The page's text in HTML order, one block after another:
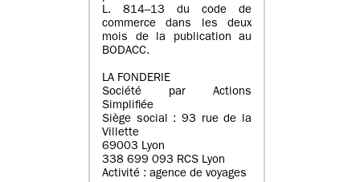
L. 814–13 du code de
commerce dans les deux
mois de la publication au
BODACC.
LA FONDERIE
Société par Actions
Simplifiée
Siège social : 93 rue de la
Villette
69003 Lyon
338 699 093 RCS Lyon
Activité : agence de voyages